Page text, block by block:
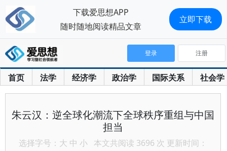
首页 法学 经济学 政治学 国际关系 社会学
登录 注册
朱云汉：逆全球化潮流下全球秩序重组与中国
担当
选择字号： 大 中 小 本文共阅读 3696 次 更新时间：
下载爱思想APP
随时随地阅读精品文章
立即下载